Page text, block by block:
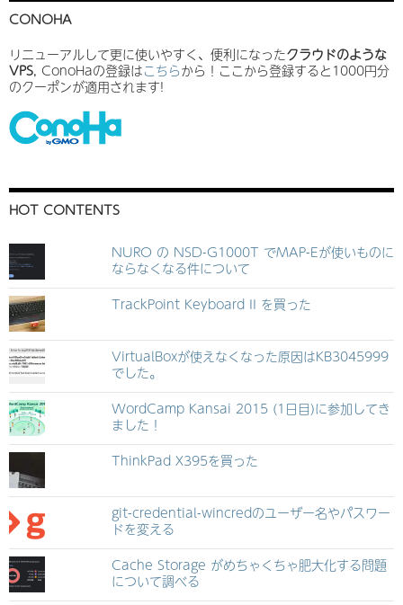
CONOHA
リニューアルして更に使いやすく、便利になったクラウドのような
VPS, ConoHaの登録はこちらから！ここから登録すると1000円分
のクーポンが適用されます!
HOT CONTENTS
NURO の NSD-G1000T でMAP-Eが使いものに
ならなくなる件について
TrackPoint Keyboard II を買った
VirtualBoxが使えなくなった原因はKB3045999
でした。
WordCamp Kansai 2015 (1日目)に参加してき
ました！
ThinkPad X395を買った
git-credential-wincredのユーザー名やパスワー
ドを変える
Cache Storage がめちゃくちゃ肥大化する問題
について調べる